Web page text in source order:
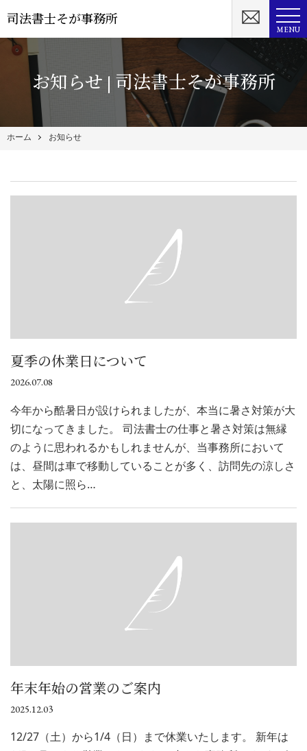
司法書士そが事務所
MENU
お知らせ | 司法書士そが事務所
ホーム お知らせ
夏季の休業日について
2026.07.08
今年から酷暑日が設けられましたが、本当に暑さ対策が大
切になってきました。 司法書士の仕事と暑さ対策は無縁
のように思われるかもしれませんが、当事務所において
は、昼間は車で移動していることが多く、訪問先の涼しさ
と、太陽に照ら…
年末年始の営業のご案内
2025.12.03
12/27（土）から1/4（日）まで休業いたします。 新年は